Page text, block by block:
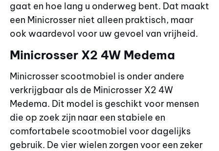
gaat en hoe lang u onderweg bent. Dat maakt
een Minicrosser niet alleen praktisch, maar
ook waardevol voor uw gevoel van vrijheid.
Minicrosser X2 4W Medema
Minicrosser scootmobiel is onder andere
verkrijgbaar als de Minicrosser X2 4W
Medema. Dit model is geschikt voor mensen
die op zoek zijn naar een stabiele en
comfortabele scootmobiel voor dagelijks
gebruik. De vier wielen zorgen voor een zeker